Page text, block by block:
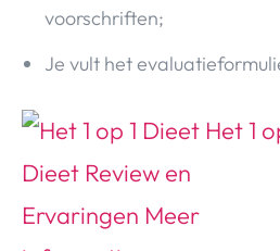
voorschriften;
Je vult het